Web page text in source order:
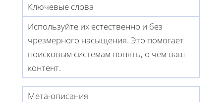
Ключевые слова
Используйте их естественно и без
чрезмерного насыщения. Это помогает
поисковым системам понять, о чем ваш
контент.
Мета-описания